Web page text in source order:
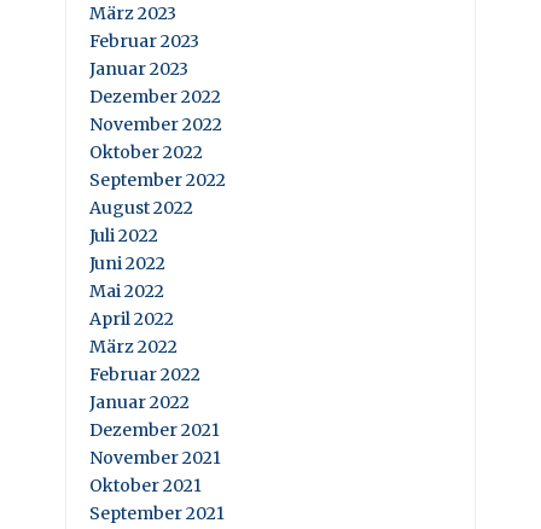
März 2023
Februar 2023
Januar 2023
Dezember 2022
November 2022
Oktober 2022
September 2022
August 2022
Juli 2022
Juni 2022
Mai 2022
April 2022
März 2022
Februar 2022
Januar 2022
Dezember 2021
November 2021
Oktober 2021
September 2021